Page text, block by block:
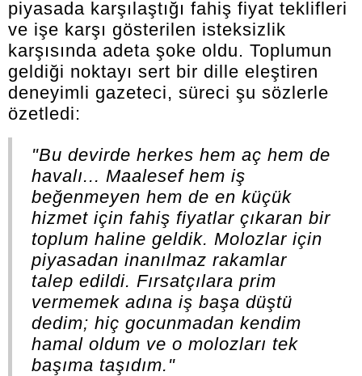
piyasada karşılaştığı fahiş fiyat teklifleri
ve işe karşı gösterilen isteksizlik
karşısında adeta şoke oldu. Toplumun
geldiği noktayı sert bir dille eleştiren
deneyimli gazeteci, süreci şu sözlerle
özetledi:
"Bu devirde herkes hem aç hem de
havalı... Maalesef hem iş
beğenmeyen hem de en küçük
hizmet için fahiş fiyatlar çıkaran bir
toplum haline geldik. Molozlar için
piyasadan inanılmaz rakamlar
talep edildi. Fırsatçılara prim
vermemek adına iş başa düştü
dedim; hiç gocunmadan kendim
hamal oldum ve o molozları tek
başıma taşıdım."